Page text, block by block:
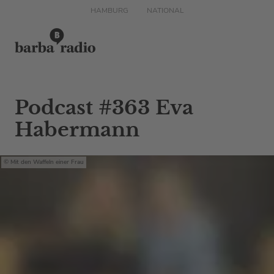
HAMBURG NATIONAL
Podcast #363 Eva
Habermann
Mit den Waffeln einer Frau